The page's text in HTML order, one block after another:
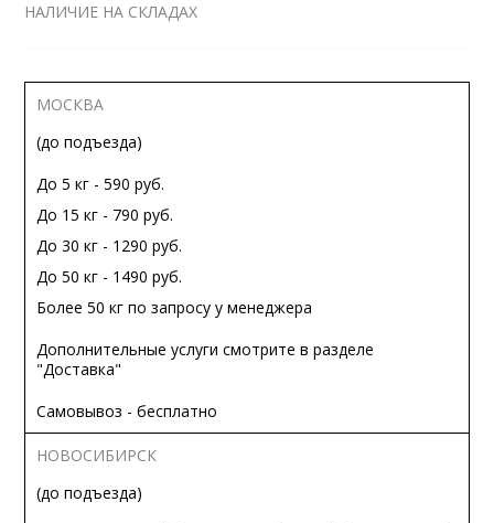
НАЛИЧИЕ НА СКЛАДАХ
МОСКВА
(до подъезда)
До 5 кг - 590 руб.
До 15 кг - 790 руб.
До 30 кг - 1290 руб.
До 50 кг - 1490 руб.
Более 50 кг по запросу у менеджера
Дополнительные услуги смотрите в разделе
"Доставка"
Самовывоз - бесплатно
НОВОСИБИРСК
(до подъезда)